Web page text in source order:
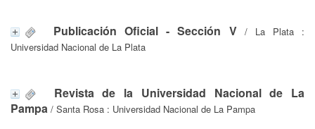
Publicación Oficial - Sección V/ La Plata :
Universidad Nacional de La Plata
Revista de la Universidad Nacional de La
Pampa / Santa Rosa : Universidad Nacional de La Pampa